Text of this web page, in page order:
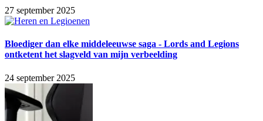
27 september 2025
Bloediger dan elke middeleeuwse saga - Lords and Legions
ontketent het slagveld van mijn verbeelding
24 september 2025